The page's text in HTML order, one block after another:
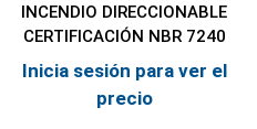
INCENDIO DIRECCIONABLE
CERTIFICACIÓN NBR 7240
Inicia sesión para ver el
precio